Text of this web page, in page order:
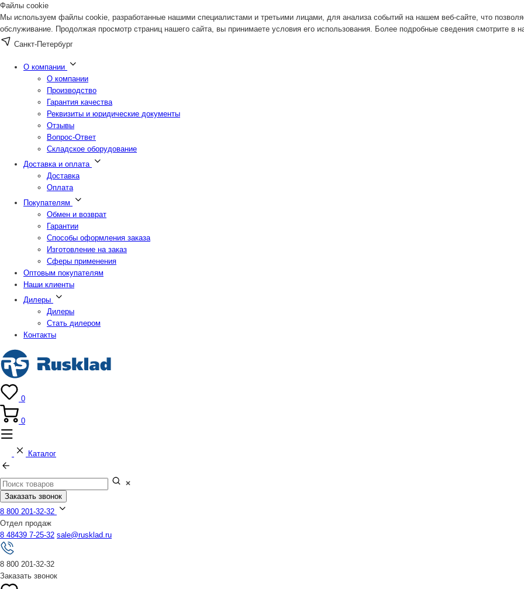
Файлы cookie
Мы используем файлы cookie, разработанные нашими специалистами и третьими лицами, для анализа событий на нашем веб-сайте, что
обслуживание. Продолжая просмотр страниц нашего сайта, вы принимаете условия его использования. Более подробные сведения смотрите в
Санкт-Петербург
О компании
О компании
Производство
Гарантия качества
Реквизиты и юридические документы
Отзывы
Вопрос-Ответ
Складское оборудование
Доставка и оплата
Доставка
Оплата
Покупателям
Обмен и возврат
Гарантии
Способы оформления заказа
Изготовление на заказ
Сферы применения
Оптовым покупателям
Наши клиенты
Дилеры
Дилеры
Стать дилером
Контакты
0
0
Каталог
Заказать звонок
8 800 201-32-32
Отдел продаж
8 48439 7-25-32 sale@rusklad.ru
8 800 201-32-32
Заказать звонок